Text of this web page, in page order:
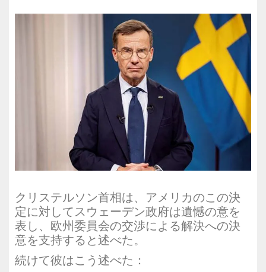
クリステルソン首相は、アメリカのこの決
定に対してスウェーデン政府は遺憾の意を
表し、欧州委員会の交渉による解決への決
意を支持すると述べた。
続けて彼はこう述べた：